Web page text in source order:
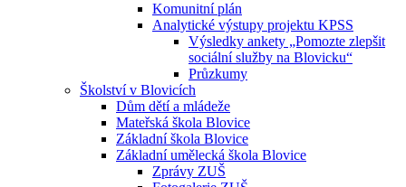
Komunitní plán
Analytické výstupy projektu KPSS
Výsledky ankety „Pomozte zlepšit
sociální služby na Blovicku“
Průzkumy
Školství v Blovicích
Dům dětí a mládeže
Mateřská škola Blovice
Základní škola Blovice
Základní umělecká škola Blovice
Zprávy ZUŠ